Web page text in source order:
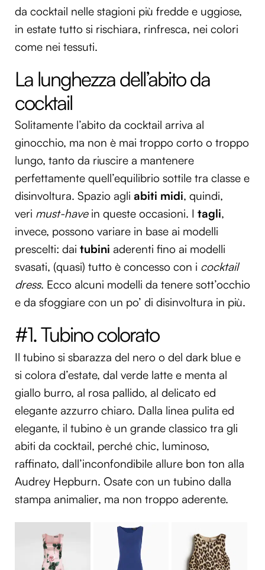
da cocktail nelle stagioni più fredde e uggiose,
in estate tutto si rischiara, rinfresca, nei colori
come nei tessuti.
La lunghezza dell’abito da
cocktail
Solitamente l’abito da cocktail arriva al
ginocchio, ma non è mai troppo corto o troppo
lungo, tanto da riuscire a mantenere
perfettamente quell’equilibrio sottile tra classe e
disinvoltura. Spazio agli abiti midi, quindi,
veri must-havein queste occasioni. I tagli,
invece, possono variare in base ai modelli
prescelti: dai tubini aderenti fino ai modelli
svasati, (quasi) tutto è concesso con i cocktail
dress. Ecco alcuni modelli da tenere sott’occhio
e da sfoggiare con un po’ di disinvoltura in più.
#1. Tubino colorato
Il tubino si sbarazza del nero o del dark blue e
si colora d’estate, dal verde latte e menta al
giallo burro, al rosa pallido, al delicato ed
elegante azzurro chiaro. Dalla linea pulita ed
elegante, il tubino è un grande classico tra gli
abiti da cocktail, perché chic, luminoso,
raffinato, dall’inconfondibile allure bon ton alla
Audrey Hepburn. Osate con un tubino dalla
stampa animalier, ma non troppo aderente.